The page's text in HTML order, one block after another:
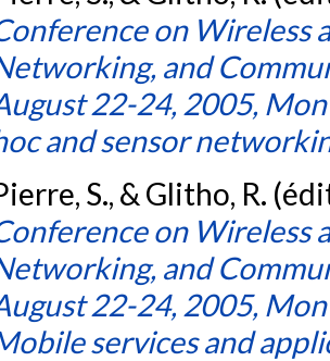
on Wireless
and
22-24, 2005,
and sensor
S., & Glitho, R.
on Wireless
and
22-24, 2005,
services and